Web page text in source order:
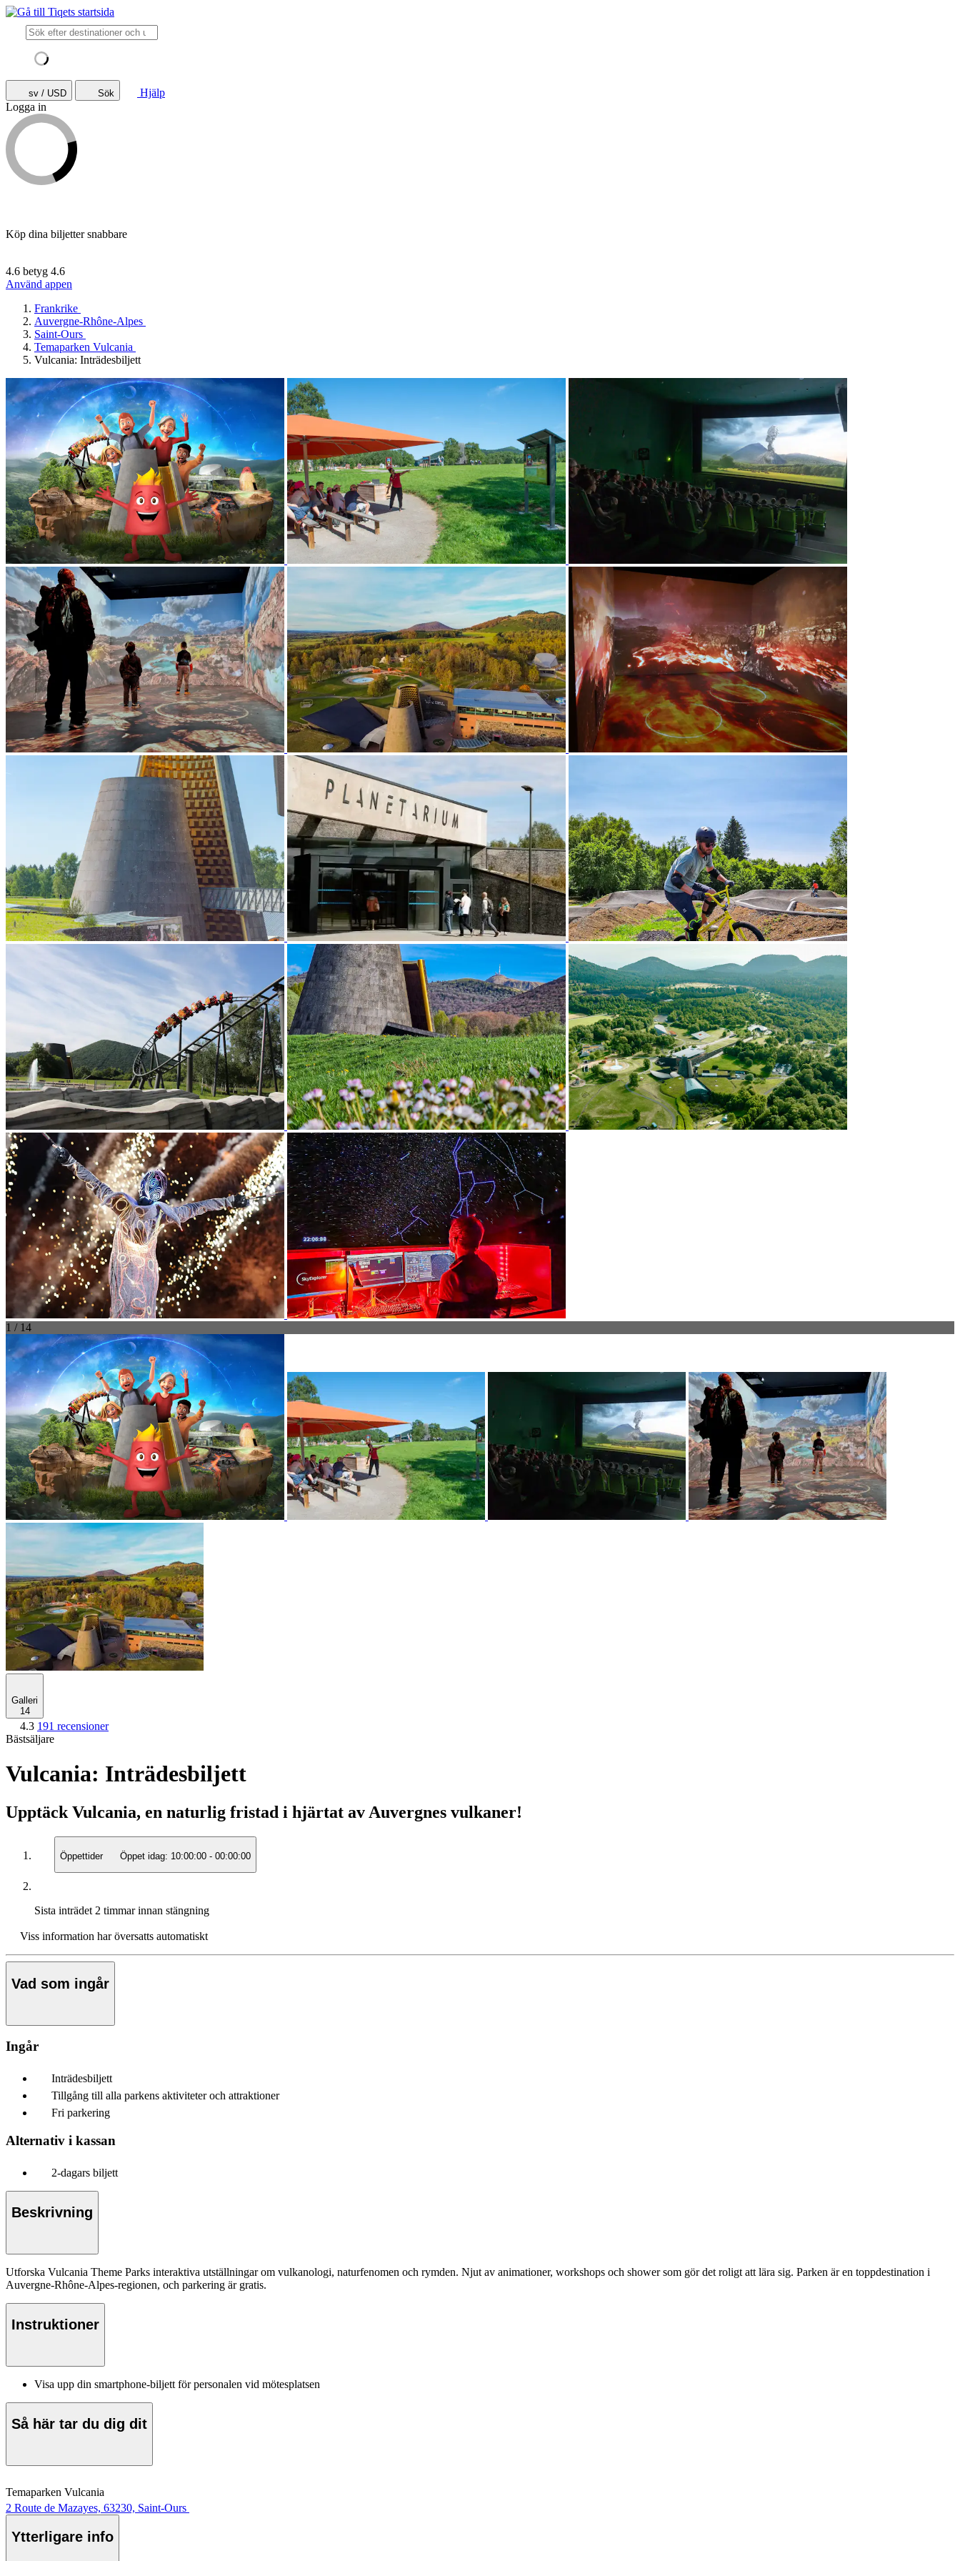
sv / USD Sök
Hjälp
Logga in
Köp dina biljetter snabbare
4.6 betyg 4.6
Använd appen
Frankrike
Auvergne-Rhône-Alpes
Saint-Ours
Temaparken Vulcania
Vulcania: Inträdesbiljett
1 / 14
Galleri
14
4.3 191 recensioner
Bästsäljare
Vulcania: Inträdesbiljett
Upptäck Vulcania, en naturlig fristad i hjärtat av Auvergnes vulkaner!
Öppettider Öppet idag: 10:00:00 - 00:00:00
Sista inträdet2 timmar innan stängning
Viss information har översatts automatiskt
Vad som ingår
Ingår
Inträdesbiljett
Tillgång till alla parkens aktiviteter och attraktioner
Fri parkering
Alternativ i kassan
2-dagars biljett
Beskrivning
Utforska Vulcania Theme Parks interaktiva utställningar om vulkanologi, naturfenomen och rymden. Njut av animationer, workshops och shower som gör det roligt att lära sig. Parken är en toppdestination i
Auvergne-Rhône-Alpes-regionen, och parkering är gratis.
Instruktioner
Visa upp din smartphone-biljett för personalen vid mötesplatsen
Så här tar du dig dit
Temaparken Vulcania
2 Route de Mazayes, 63230, Saint-Ours
Ytterligare info